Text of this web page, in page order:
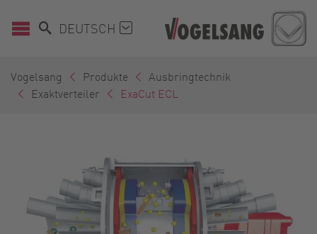
DEUTSCH
Vogelsang Produkte
Ausbringtechnik
Exaktverteiler
ExaCut ECL